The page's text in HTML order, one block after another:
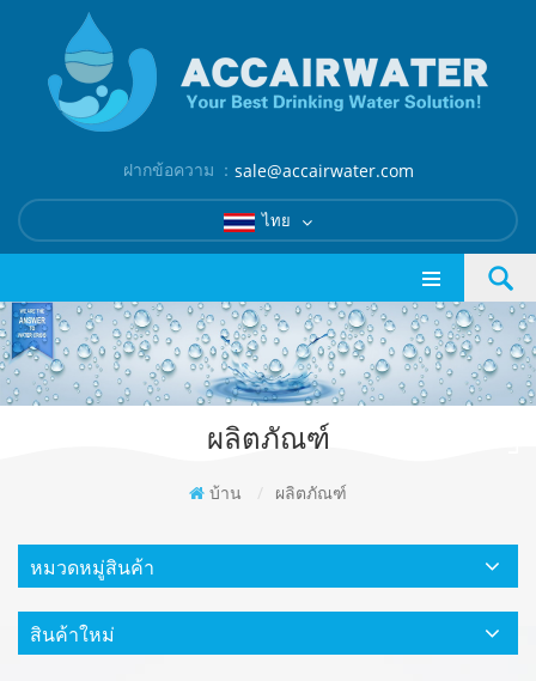
ฝากข้อความ ： sale@accairwater.com
ไทย
ผลิตภัณฑ์
บ้าน / ผลิตภัณฑ์
หมวดหมู่สินค้า
สินค้าใหม่